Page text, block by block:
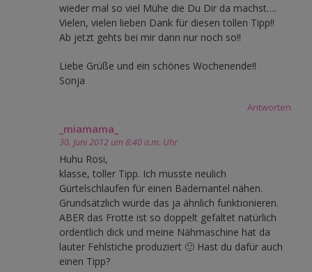
wieder mal so viel Mühe die Du Dir da machst….
Vielen, vielen lieben Dank für diesen tollen Tipp!!
Ab jetzt gehts bei mir dann nur noch so!!
Liebe Grüße und ein schönes Wochenende!!
Sonja
Antworten
_miamama_
30. Juni 2012 um 8:40 a.m. Uhr
Huhu Rosi,
klasse, toller Tipp. Ich musste neulich
Gürtelschlaufen für einen Bademantel nähen.
Grundsätzlich würde das ja ähnlich funktionieren.
ABER das Frotte ist so doppelt gefaltet natürlich
ordentlich dick und meine Nähmaschine hat da
lauter Fehlstiche produziert 🙁 Hast du dafür auch
einen Tipp?